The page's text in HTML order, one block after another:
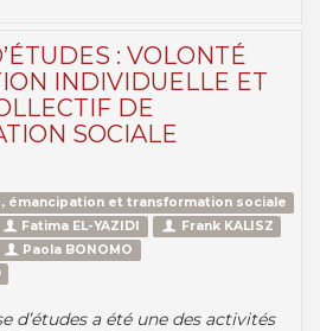
: VOLONTÉ
INDIVIDUELLE ET
DE
SOCIALE
émancipation et transformation sociale
Fatima EL-YAZIDI
Frank KALISZ
Paola BONOMO
d’études a été une des activités